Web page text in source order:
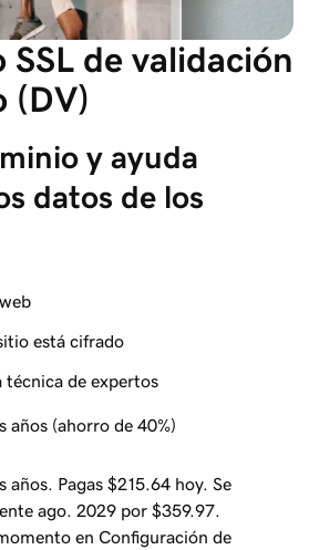
de validación
(DV)
y ayuda
datos de los
está cifrado
técnica de expertos
años (ahorro de 40%)
años. Pagas $215.64 hoy. Se
ago. 2029 por $359.97.
en Configuración de